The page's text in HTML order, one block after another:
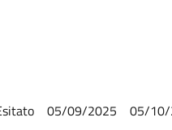
05/09/2025 05/